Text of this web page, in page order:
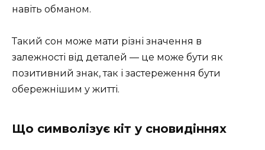
навіть обманом.
Такий сон може мати різні значення в
залежності від деталей — це може бути як
позитивний знак, так і застереження бути
обережнішим у житті.
Що символізує кіт у сновидіннях